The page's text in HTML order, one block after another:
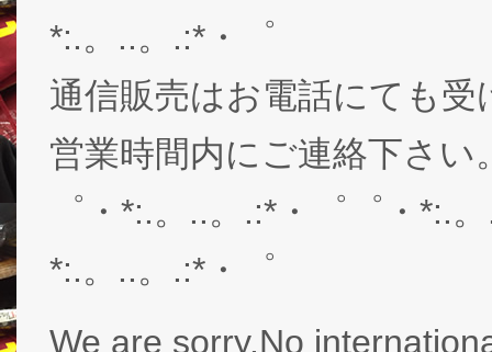
*:.。..。.:*・゜
通信販売はお電話にても
営業時間内にご連絡下さい
゜・*:.。..。.:*・゜゜・*:.
*:.。..。.:*・゜
We are sorry.No